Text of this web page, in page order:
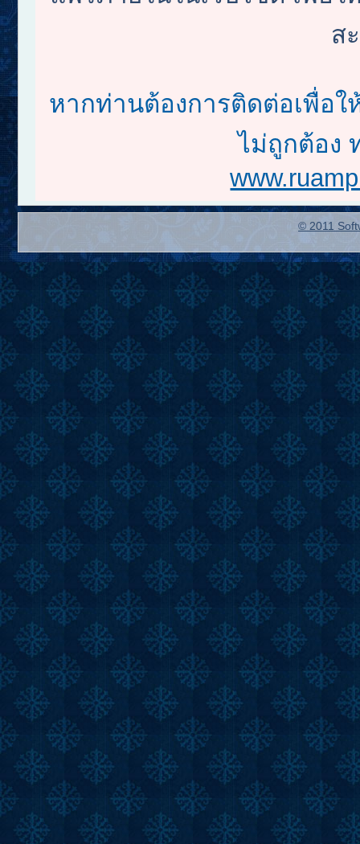
ส
หากท่านต้องการติดต่อเพื่อ
ไม่ถูกต้อง
© 2011